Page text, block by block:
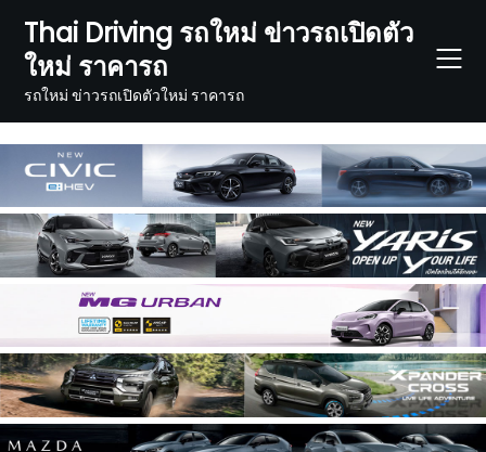
content
Thai Driving รถใหม่ ข่าวรถเปิดตัว
ใหม่ ราคารถ
รถใหม่ ข่าวรถเปิดตัวใหม่ ราคารถ